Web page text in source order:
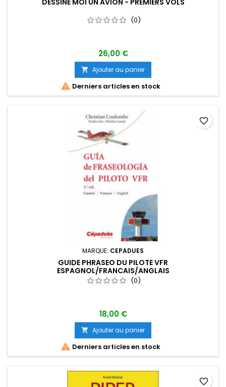
DESSINE MOI UN AVION - PREMIERS VOLS
(0)
26,00 €
 Ajouter au panier
 Derniers articles en stock
MARQUE: CEPADUES
GUIDE PHRASEO DU PILOTE VFR
ESPAGNOL/FRANCAIS/ANGLAIS
(0)
18,00 €
 Ajouter au panier
 Derniers articles en stock
favorite_border
favorite_border